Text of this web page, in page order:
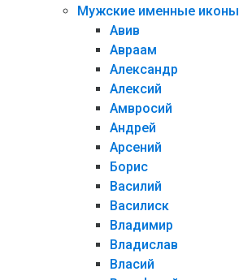
Мужские именные иконы
Авив
Авраам
Александр
Алексий
Амвросий
Андрей
Арсений
Борис
Василий
Василиск
Владимир
Владислав
Власий